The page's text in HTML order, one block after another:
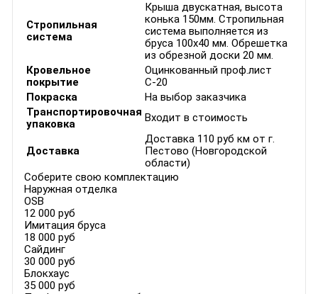
Стропильная
система
Крыша двускатная, высота
конька 150мм. Стропильная
система выполняется из
бруса 100x40 мм. Обрешетка
из обрезной доски 20 мм.
Кровельное
покрытие
Оцинкованный проф.лист
С-20
Покраска
На выбор заказчика
Транспортировочная
упаковка
Входит в стоимость
Доставка
Доставка 110 руб км от г.
Пестово (Новгородской
области)
Соберите свою комплектацию
Наружная отделка
OSB
12 000 руб
Имитация бруса
18 000 руб
Сайдинг
30 000 руб
Блокхаус
35 000 руб